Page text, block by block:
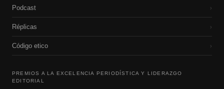
Podcast ›
Réplicas ›
Código etico ›
PREMIOS A LA EXCELENCIA PERIODÍSTICA Y LIDERAZGO
EDITORIAL